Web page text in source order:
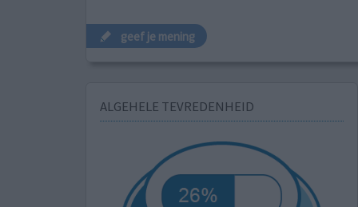
geef je mening
ALGEHELE TEVREDENHEID